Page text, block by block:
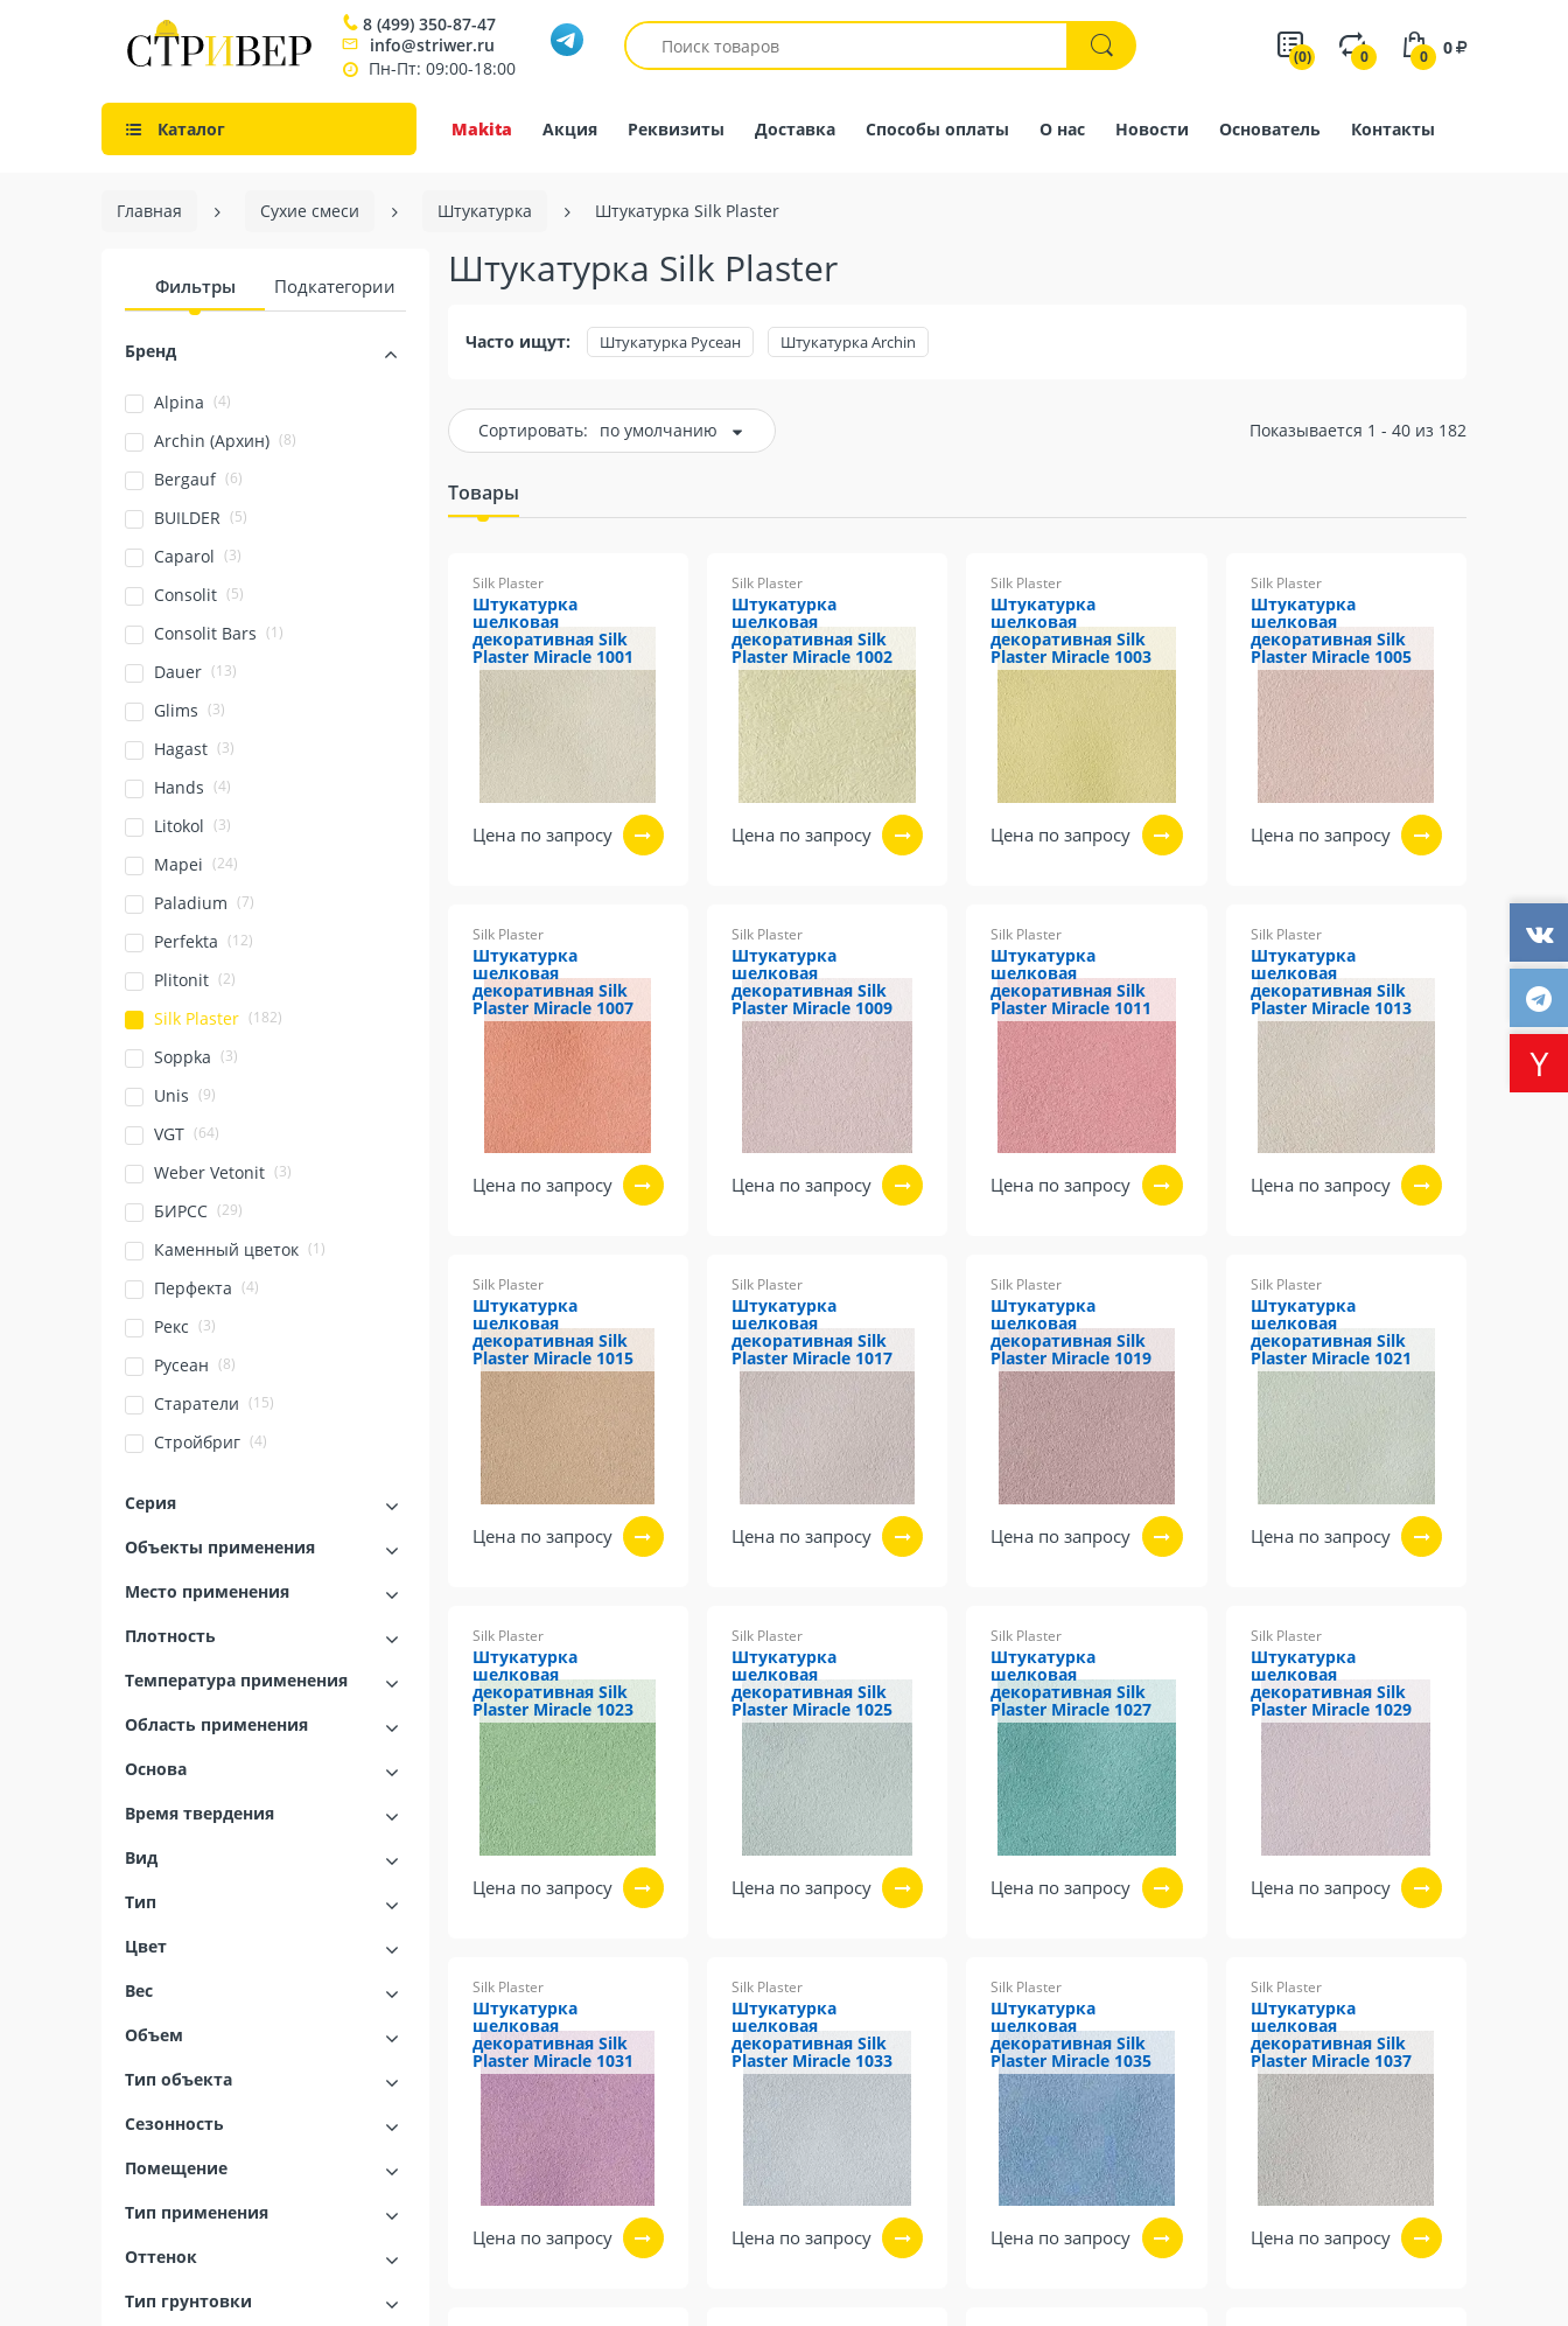
8 (499) 350-87-47
info@striwer.ru
Пн-Пт: 09:00-18:00
(0) 0 0 0
Каталог Makita Акция Реквизиты Доставка Способы оплаты О нас Новости Основатель Контакты
Главная Сухие смеси Штукатурка Штукатурка Silk Plaster
Фильтры Подкатегории
Бренд
Alpina (4)
Archin (Архин) (8)
Bergauf (6)
BUILDER (5)
Caparol (3)
Consolit (5)
Consolit Bars (1)
Dauer (13)
Glims (3)
Hagast (3)
Hands (4)
Litokol (3)
Mapei (24)
Paladium (7)
Perfekta (12)
Plitonit (2)
Silk Plaster (182)
Soppka (3)
Unis (9)
VGT (64)
Weber Vetonit (3)
БИРСС (29)
Каменный цветок (1)
Перфекта (4)
Рекс (3)
Русеан (8)
Старатели (15)
Стройбриг (4)
Серия
Объекты применения
Место применения
Плотность
Температура применения
Область применения
Основа
Время твердения
Вид
Тип
Цвет
Вес
Объем
Тип объекта
Сезонность
Помещение
Тип применения
Оттенок
Тип грунтовки
Штукатурка Silk Plaster
Часто ищут: Штукатурка Русеан Штукатурка Archin
Сортировать: по умолчанию Показывается 1 - 40 из 182
Товары
Silk Plaster
Штукатурка
шелковая
декоративная Silk
Plaster Miracle 1001
Цена по запросу
Silk Plaster
Штукатурка
шелковая
декоративная Silk
Plaster Miracle 1002
Цена по запросу
Silk Plaster
Штукатурка
шелковая
декоративная Silk
Plaster Miracle 1003
Цена по запросу
Silk Plaster
Штукатурка
шелковая
декоративная Silk
Plaster Miracle 1005
Цена по запросу
Silk Plaster
Штукатурка
шелковая
декоративная Silk
Plaster Miracle 1007
Цена по запросу
Silk Plaster
Штукатурка
шелковая
декоративная Silk
Plaster Miracle 1009
Цена по запросу
Silk Plaster
Штукатурка
шелковая
декоративная Silk
Plaster Miracle 1011
Цена по запросу
Silk Plaster
Штукатурка
шелковая
декоративная Silk
Plaster Miracle 1013
Цена по запросу
Silk Plaster
Штукатурка
шелковая
декоративная Silk
Plaster Miracle 1015
Цена по запросу
Silk Plaster
Штукатурка
шелковая
декоративная Silk
Plaster Miracle 1017
Цена по запросу
Silk Plaster
Штукатурка
шелковая
декоративная Silk
Plaster Miracle 1019
Цена по запросу
Silk Plaster
Штукатурка
шелковая
декоративная Silk
Plaster Miracle 1021
Цена по запросу
Silk Plaster
Штукатурка
шелковая
декоративная Silk
Plaster Miracle 1023
Цена по запросу
Silk Plaster
Штукатурка
шелковая
декоративная Silk
Plaster Miracle 1025
Цена по запросу
Silk Plaster
Штукатурка
шелковая
декоративная Silk
Plaster Miracle 1027
Цена по запросу
Silk Plaster
Штукатурка
шелковая
декоративная Silk
Plaster Miracle 1029
Цена по запросу
Silk Plaster
Штукатурка
шелковая
декоративная Silk
Plaster Miracle 1031
Цена по запросу
Silk Plaster
Штукатурка
шелковая
декоративная Silk
Plaster Miracle 1033
Цена по запросу
Silk Plaster
Штукатурка
шелковая
декоративная Silk
Plaster Miracle 1035
Цена по запросу
Silk Plaster
Штукатурка
шелковая
декоративная Silk
Plaster Miracle 1037
Цена по запросу